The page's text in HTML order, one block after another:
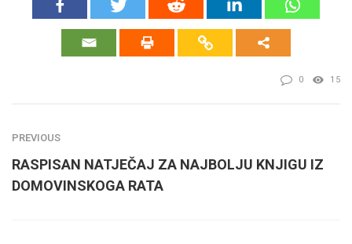
0 15
PREVIOUS
RASPISAN NATJEČAJ ZA NAJBOLJU KNJIGU IZ
DOMOVINSKOGA RATA